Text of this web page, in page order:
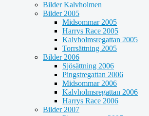
Bilder Kalvholmen
Bilder 2005
Midsommar 2005
Harrys Race 2005
Kalvholmsregattan 2005
Torrsättning 2005
Bilder 2006
Sjösättning 2006
Pingstregattan 2006
Midsommar 2006
Kalvholmsregattan 2006
Harrys Race 2006
Bilder 2007